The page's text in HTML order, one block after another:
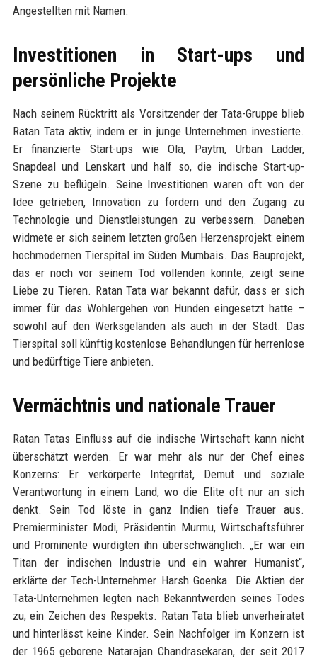
Angestellten mit Namen.
Investitionen in Start-ups und
persönliche Projekte
Nach seinem Rücktritt als Vorsitzender der Tata-Gruppe blieb
Ratan Tata aktiv, indem er in junge Unternehmen investierte.
Er finanzierte Start-ups wie Ola, Paytm, Urban Ladder,
Snapdeal und Lenskart und half so, die indische Start-up-
Szene zu beflügeln. Seine Investitionen waren oft von der
Idee getrieben, Innovation zu fördern und den Zugang zu
Technologie und Dienstleistungen zu verbessern. Daneben
widmete er sich seinem letzten großen Herzensprojekt: einem
hochmodernen Tierspital im Süden Mumbais. Das Bauprojekt,
das er noch vor seinem Tod vollenden konnte, zeigt seine
Liebe zu Tieren. Ratan Tata war bekannt dafür, dass er sich
immer für das Wohlergehen von Hunden eingesetzt hatte –
sowohl auf den Werksgeländen als auch in der Stadt. Das
Tierspital soll künftig kostenlose Behandlungen für herrenlose
und bedürftige Tiere anbieten.
Vermächtnis und nationale Trauer
Ratan Tatas Einfluss auf die indische Wirtschaft kann nicht
überschätzt werden. Er war mehr als nur der Chef eines
Konzerns: Er verkörperte Integrität, Demut und soziale
Verantwortung in einem Land, wo die Elite oft nur an sich
denkt. Sein Tod löste in ganz Indien tiefe Trauer aus.
Premierminister Modi, Präsidentin Murmu, Wirtschaftsführer
und Prominente würdigten ihn überschwänglich. „Er war ein
Titan der indischen Industrie und ein wahrer Humanist“,
erklärte der Tech-Unternehmer Harsh Goenka. Die Aktien der
Tata-Unternehmen legten nach Bekanntwerden seines Todes
zu, ein Zeichen des Respekts. Ratan Tata blieb unverheiratet
und hinterlässt keine Kinder. Sein Nachfolger im Konzern ist
der 1965 geborene Natarajan Chandrasekaran, der seit 2017